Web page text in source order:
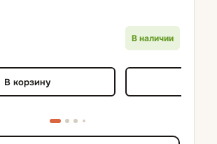
В корзину
В наличии